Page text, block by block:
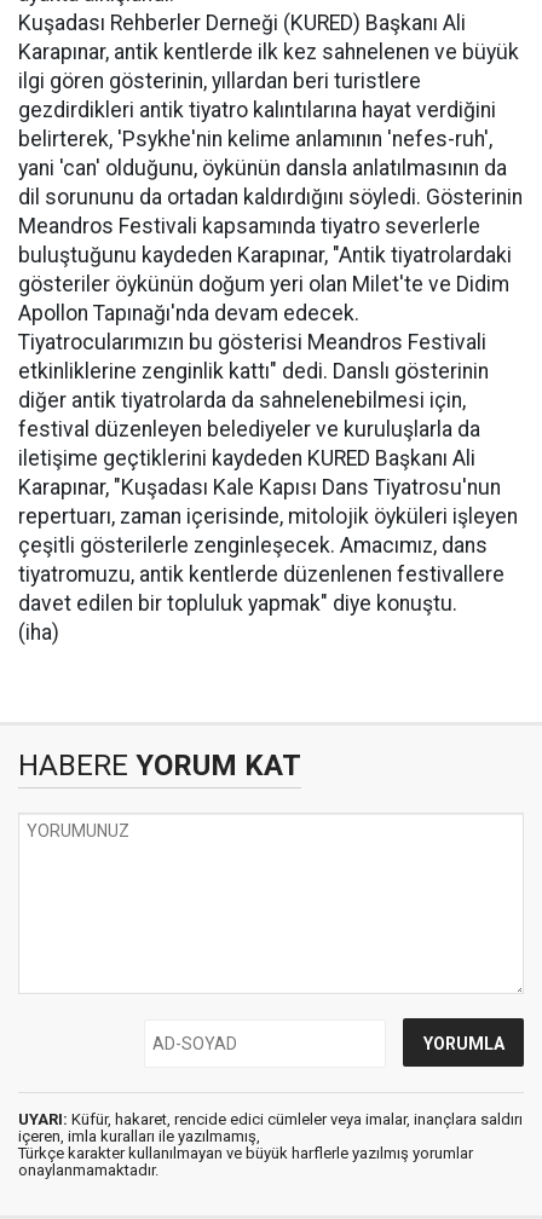
Kuşadası Rehberler Derneği (KURED) Başkanı Ali
Karapınar, antik kentlerde ilk kez sahnelenen ve büyük
ilgi gören gösterinin, yıllardan beri turistlere
gezdirdikleri antik tiyatro kalıntılarına hayat verdiğini
belirterek, 'Psykhe'nin kelime anlamının 'nefes-ruh',
yani 'can' olduğunu, öykünün dansla anlatılmasının da
dil sorununu da ortadan kaldırdığını söyledi. Gösterinin
Meandros Festivali kapsamında tiyatro severlerle
buluştuğunu kaydeden Karapınar, "Antik tiyatrolardaki
gösteriler öykünün doğum yeri olan Milet'te ve Didim
Apollon Tapınağı'nda devam edecek.
Tiyatrocularımızın bu gösterisi Meandros Festivali
etkinliklerine zenginlik kattı" dedi. Danslı gösterinin
diğer antik tiyatrolarda da sahnelenebilmesi için,
festival düzenleyen belediyeler ve kuruluşlarla da
iletişime geçtiklerini kaydeden KURED Başkanı Ali
Karapınar, "Kuşadası Kale Kapısı Dans Tiyatrosu'nun
repertuarı, zaman içerisinde, mitolojik öyküleri işleyen
çeşitli gösterilerle zenginleşecek. Amacımız, dans
tiyatromuzu, antik kentlerde düzenlenen festivallere
davet edilen bir topluluk yapmak" diye konuştu.
(iha)
HABERE YORUM KAT
UYARI: Küfür, hakaret, rencide edici cümleler veya imalar, inançlara saldırı
içeren, imla kuralları ile yazılmamış,
Türkçe karakter kullanılmayan ve büyük harflerle yazılmış yorumlar
onaylanmamaktadır.